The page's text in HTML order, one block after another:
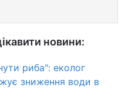
новини:
риба": еколог
зниження води в